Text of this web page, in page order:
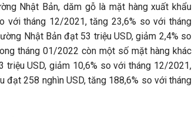
Nhật Bản, dăm gỗ là mặt hàng xuất khẩu
với tháng 12/2021, tăng 23,6% so với tháng
Nhật Bản đạt 53 triệu USD, giảm 2,4% so
tháng 01/2022 còn một số mặt hàng khác
USD, giảm 10,6% so với tháng 12/2021,
258 nghìn USD, tăng 188,6% so với tháng